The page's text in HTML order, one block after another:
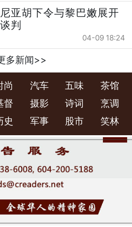
亚胡下令与黎巴嫩展开
判
04-09 18:24
多新闻>>
尚 汽车 五味
茶馆
督 摄影 诗词
烹调
史 军事 股市 笑林